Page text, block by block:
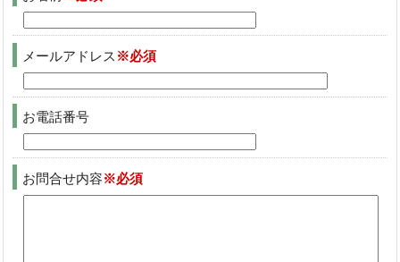
メールアドレス ※必須
お電話番号
お問合せ内容※必須